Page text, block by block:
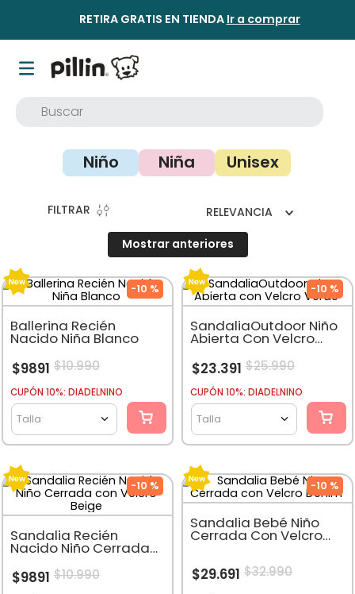
RETIRA GRATIS EN TIENDA Ir a comprar
Niño Niña Unisex
FILTRAR RELEVANCIA
Mostrar anteriores
Ballerina Recién
Nacido Niña Blanco
-10 %
$9891 $10.990
CUPÓN 10%: DIADELNINO
Talla
SandaliaOutdoor Niño
Abierta Con Velcro
-10 %
$23.391 $25.990
CUPÓN 10%: DIADELNINO
Talla
Sandalia Recién
Nacido Niño Cerrada
-10 %
$9891 $10.990
Sandalia Bebé Niño
Cerrada Con Velcro
-10 %
$29.691 $32.990
1
buzo
4.
poleron
body
6
zapatillas
vestidos
gorro
panty
calcetines